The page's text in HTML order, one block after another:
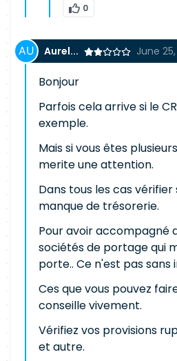
0
Aurel... June
Bonjour
Parfois cela arrive si le
exemple.
Mais si vous êtes
merite une attention.
Dans tous les cas
manque de trésorerie.
Pour avoir accompagné
sociétés de portage qui
porte.. Ce n'est pas sans
Ces que vous pouvez
conseille vivement.
Vérifiez vos provisions
et autre.